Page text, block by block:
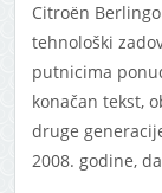
Citroën
tehnološki
putnicima
konačan tekst,
druge
2008. godine,